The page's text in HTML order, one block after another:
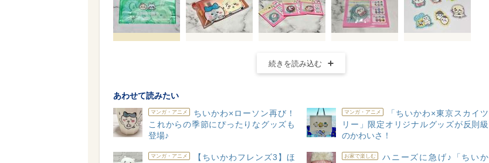
続きを読み込む
あわせて読みたい
マンガ・アニメ
ちいかわ×ローソン再び！
これからの季節にぴったりなグッズも
登場♪
マンガ・アニメ
「ちいかわ×東京スカイツ
リー」限定オリジナルグッズが反則級
のかわいさ！
マンガ・アニメ
【ちいかわフレンズ3】ほ
お家で楽しむ
ハニーズに急げ♪「ちいか